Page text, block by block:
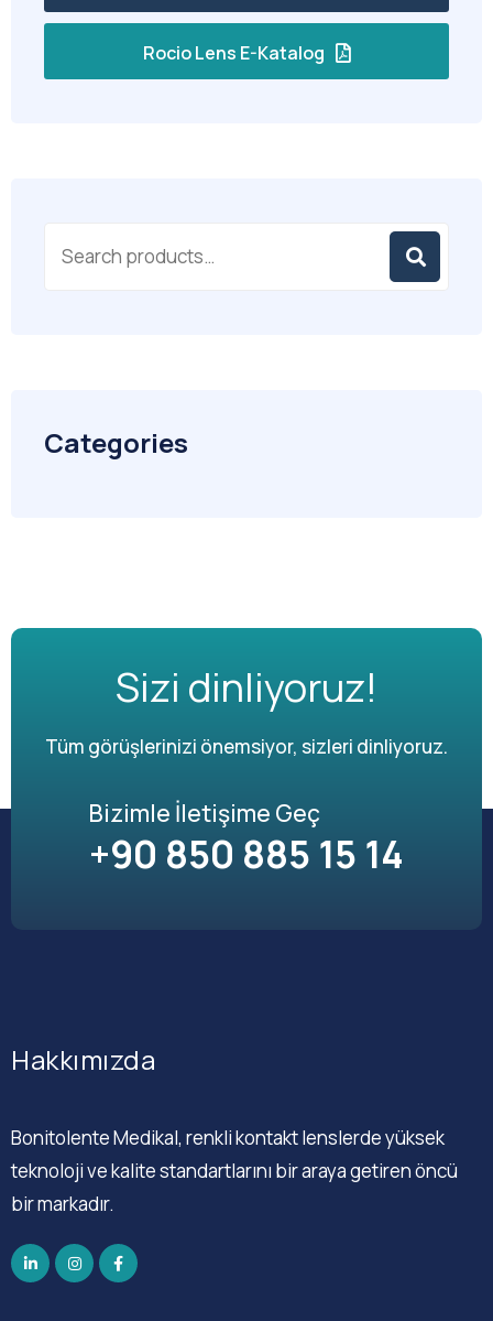
Rocio Lens E-Katalog
Categories
Sizi dinliyoruz!
Tüm görüşlerinizi önemsiyor, sizleri dinliyoruz.
Bizimle İletişime Geç
+90 850 885 15 14
Hakkımızda
Bonitolente Medikal, renkli kontakt lenslerde yüksek
teknoloji ve kalite standartlarını bir araya getiren öncü
bir markadır.